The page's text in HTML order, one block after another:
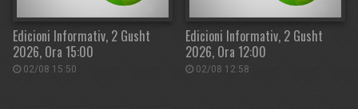
Edicioni Informativ, 2 Gusht
2026, Ora 15:00
02/08 15:50
Edicioni Informativ, 2 Gusht
2026, Ora 12:00
02/08 12:58